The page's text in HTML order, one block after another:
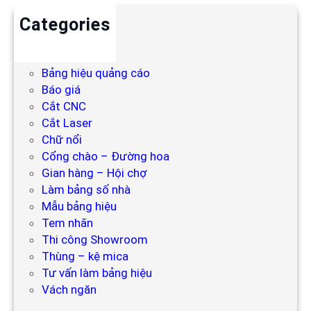
Categories
Bảng hiệu quảng cáo
Báo giá
Cắt CNC
Cắt Laser
Chữ nổi
Cổng chào – Đường hoa
Gian hàng – Hội chợ
Làm bảng số nhà
Mẫu bảng hiệu
Tem nhãn
Thi công Showroom
Thùng – kệ mica
Tư vấn làm bảng hiệu
Vách ngăn